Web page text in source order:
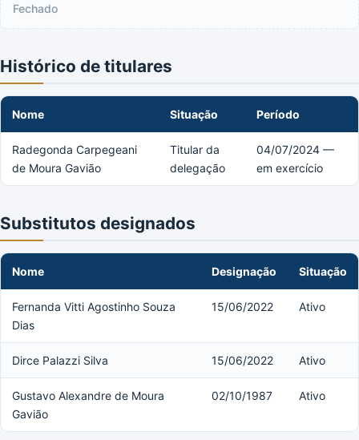
Fechado
Histórico de titulares
Nome Situação Período
Radegonda Carpegeani
de Moura Gavião
Titular da
delegação
04/07/2024 —
em exercício
Substitutos designados
Nome Designação Situação
Fernanda Vitti Agostinho Souza
Dias
15/06/2022 Ativo
Dirce Palazzi Silva 15/06/2022 Ativo
Gustavo Alexandre de Moura
Gavião
02/10/1987 Ativo